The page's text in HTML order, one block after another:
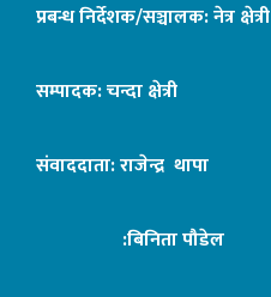
प्रबन्ध निर्देशक/सञ्चालक: नेत्र क्षेत्री
सम्पादक: चन्दा क्षेत्री
संवाददाता: राजेन्द्र थापा
:बिनिता पौडेल